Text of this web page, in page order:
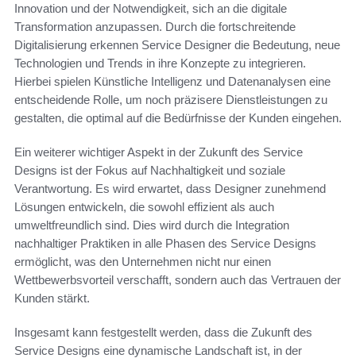
Innovation und der Notwendigkeit, sich an die digitale
Transformation anzupassen. Durch die fortschreitende
Digitalisierung erkennen Service Designer die Bedeutung, neue
Technologien und Trends in ihre Konzepte zu integrieren.
Hierbei spielen Künstliche Intelligenz und Datenanalysen eine
entscheidende Rolle, um noch präzisere Dienstleistungen zu
gestalten, die optimal auf die Bedürfnisse der Kunden eingehen.
Ein weiterer wichtiger Aspekt in der Zukunft des Service
Designs ist der Fokus auf Nachhaltigkeit und soziale
Verantwortung. Es wird erwartet, dass Designer zunehmend
Lösungen entwickeln, die sowohl effizient als auch
umweltfreundlich sind. Dies wird durch die Integration
nachhaltiger Praktiken in alle Phasen des Service Designs
ermöglicht, was den Unternehmen nicht nur einen
Wettbewerbsvorteil verschafft, sondern auch das Vertrauen der
Kunden stärkt.
Insgesamt kann festgestellt werden, dass die Zukunft des
Service Designs eine dynamische Landschaft ist, in der